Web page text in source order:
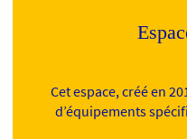
Cet espace, créé en
d’équipements